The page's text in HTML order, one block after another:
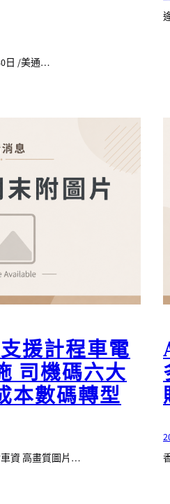
日 /美通…
援計程車電
司機碼六大
本數碼轉型
資 高畫質圖片…